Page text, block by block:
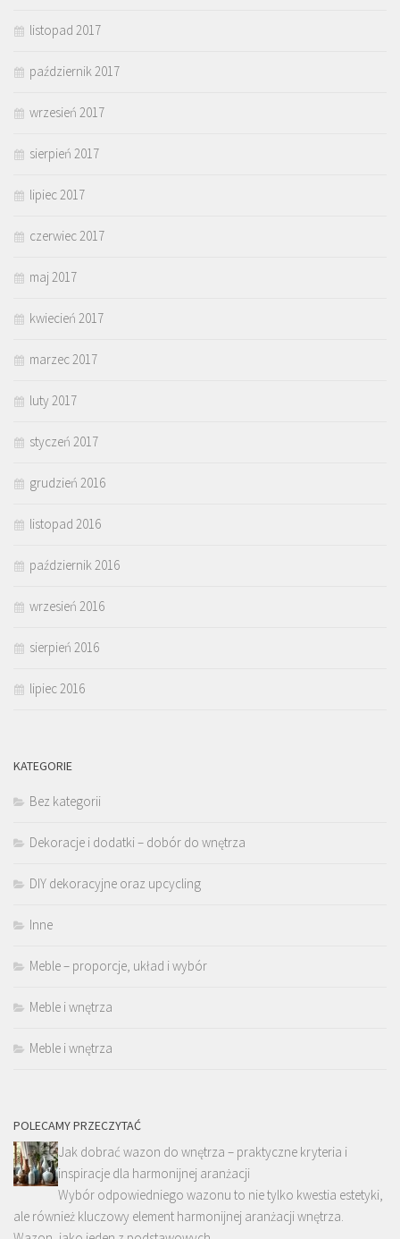
listopad 2017
październik 2017
wrzesień 2017
sierpień 2017
lipiec 2017
czerwiec 2017
maj 2017
kwiecień 2017
marzec 2017
luty 2017
styczeń 2017
grudzień 2016
listopad 2016
październik 2016
wrzesień 2016
sierpień 2016
lipiec 2016
KATEGORIE
Bez kategorii
Dekoracje i dodatki – dobór do wnętrza
DIY dekoracyjne oraz upcycling
Inne
Meble – proporcje, układ i wybór
Meble i wnętrza
Meble i wnętrza
POLECAMY PRZECZYTAĆ
Jak dobrać wazon do wnętrza – praktyczne kryteria i
inspiracje dla harmonijnej aranżacji
Wybór odpowiedniego wazonu to nie tylko kwestia estetyki,
ale również kluczowy element harmonijnej aranżacji wnętrza.